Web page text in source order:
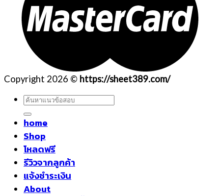
Copyright 2026 © https://sheet389.com/
ค้นหา:
home
Shop
โหลดฟรี
รีวิวจากลูกค้า
แจ้งชำระเงิน
About